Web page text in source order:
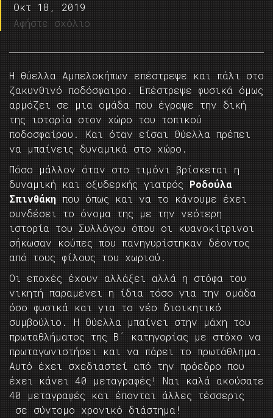
Οκτ 18, 2019
Αφήστε σχόλιο
Η θύελλα Aμπελοκήπων επέστρεψε και πάλι στο
ζακυνθινό ποδόσφαιρο. Επέστρεψε φυσικά όμως
αρμόζει σε μια ομάδα που έγραψε την δική
της ιστορία στον χώρο του τοπικού
ποδοσφαίρου. Και όταν είσαι Θύελλα πρέπει
να μπαίνεις δυναμικά στο χώρο.
Πόσο μάλλον όταν στο τιμόνι βρίσκεται η
δυναμική και οξυδερκής γιατρός Ροδούλα
Σπινθάκη που όπως και να το κάνουμε έχει
συνδέσει το όνομα της με την νεότερη
ιστορία του Συλλόγου όπου οι κυανοκίτρινοι
σήκωσαν κούπες που πανηγυρίστηκαν δέοντος
από τους φίλους του χωριού.
Οι εποχές έχουν αλλάξει αλλά η στόφα του
νικητή παραμένει η ίδια τόσο για την ομάδα
όσο φυσικά και για το νέο διοικητικό
συμβούλιο. Η Θύελλα μπαίνει στην μάχη του
πρωταθλήματος της Β΄ κατηγορίας με στόχο να
πρωταγωνιστήσει και να πάρει το πρωτάθλημα.
Αυτό έχει σχεδιαστεί από την πρόεδρο που
έχει κάνει 40 μεταγραφές! Ναι καλά ακούσατε
40 μεταγραφές και έπονται άλλες τέσσερις
σε σύντομο χρονικό διάστημα!